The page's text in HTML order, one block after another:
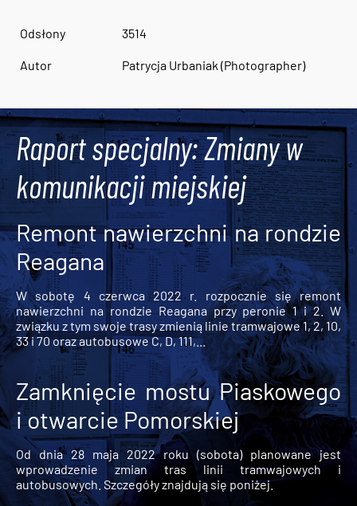
Odsłony 3514
Autor Patrycja Urbaniak (Photographer)
Raport specjalny: Zmiany w
komunikacji miejskiej
Remont nawierzchni na rondzie
Reagana
W sobotę 4 czerwca 2022 r. rozpocznie się remont
nawierzchni na rondzie Reagana przy peronie 1 i 2. W
związku z tym swoje trasy zmienią linie tramwajowe 1, 2, 10,
33 i 70 oraz autobusowe C, D, 111,...
Zamknięcie mostu Piaskowego
i otwarcie Pomorskiej
Od dnia 28 maja 2022 roku (sobota) planowane jest
wprowadzenie zmian tras linii tramwajowych i
autobusowych. Szczegóły znajdują się poniżej.